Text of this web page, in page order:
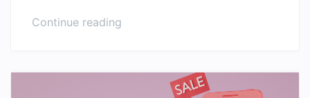
Continue reading
agar
Penjualan